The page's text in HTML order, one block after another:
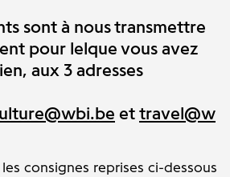
sont à nous transmettre
pour lelque vous avez
aux 3 adresses
ettravel@w
consignes reprises ci-dessous